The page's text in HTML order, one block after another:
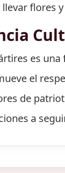
flores
es
el
de
a